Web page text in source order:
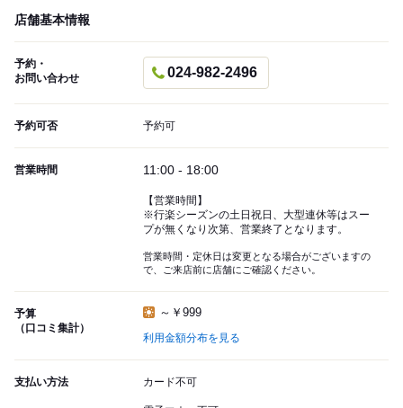
店舗基本情報
予約・
お問い合わせ
024-982-2496
予約可否 予約可
営業時間 11:00 - 18:00
【営業時間】
※行楽シーズンの土日祝日、大型連休等はスー
プが無くなり次第、営業終了となります。
営業時間・定休日は変更となる場合がございますの
で、ご来店前に店舗にご確認ください。
予算
（口コミ集計）
～￥999
利用金額分布を見る
支払い方法 カード不可